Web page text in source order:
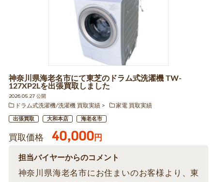
神奈川県海老名市にて東芝のドラム式洗濯機 TW-
127XP2Lを出張買取しました
2026.05.27 公開
ドラム式洗濯機/洗濯機 買取実績
家電 買取実績
出張買取 大和本店 海老名市
買取価格 40,000円
担当バイヤーからのコメント
神奈川県海老名市にお住まいのお客様より、東